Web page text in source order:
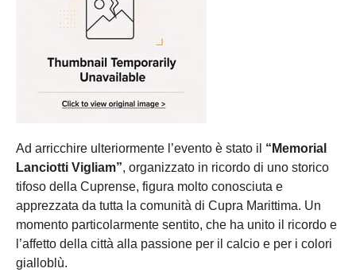
Ad arricchire ulteriormente l’evento è stato il “Memorial
Lanciotti Vigliam”, organizzato in ricordo di uno storico
tifoso della Cuprense, figura molto conosciuta e
apprezzata da tutta la comunità di Cupra Marittima. Un
momento particolarmente sentito, che ha unito il ricordo e
l’affetto della città alla passione per il calcio e per i colori
gialloblù.